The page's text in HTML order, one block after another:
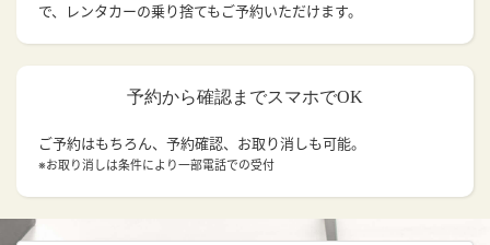
で、レンタカーの乗り捨てもご予約いただけます。
予約から確認までスマホでOK
ご予約はもちろん、予約確認、お取り消しも可能。
※お取り消しは条件により一部電話での受付